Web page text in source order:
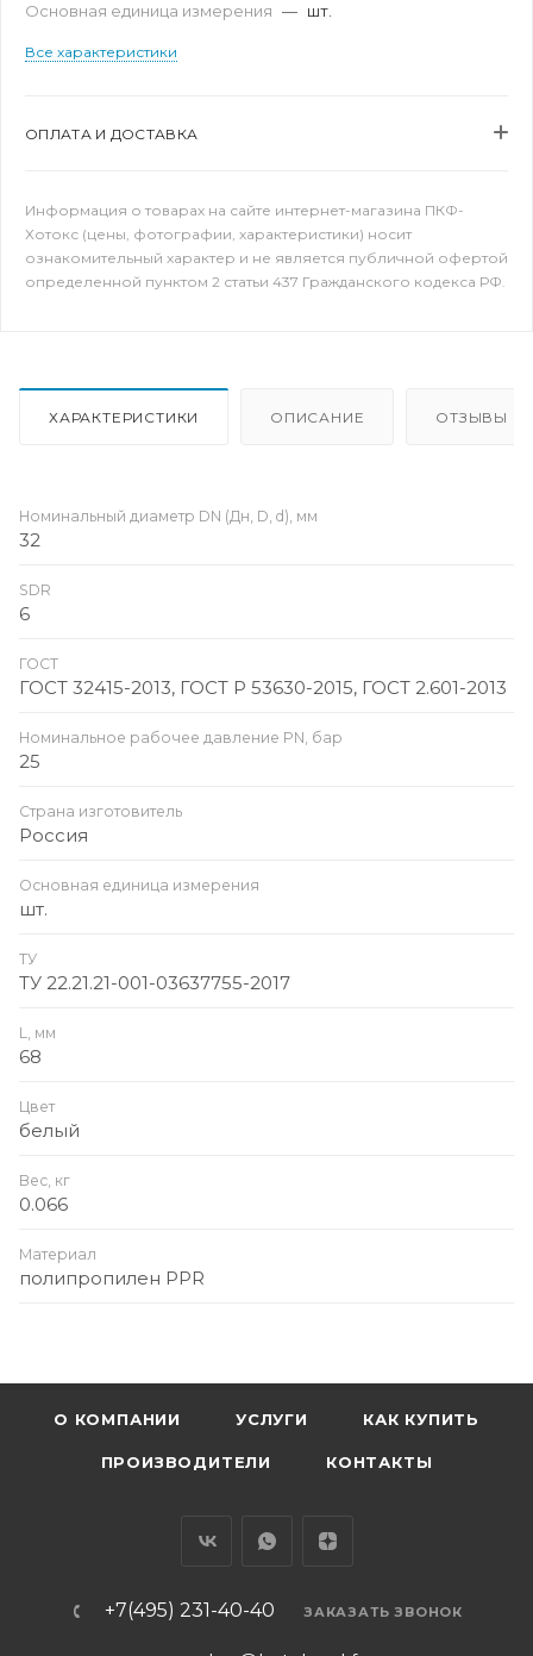
Основная единица измерения — шт.
Все характеристики
ОПЛАТА И ДОСТАВКА
Информация о товарах на сайте интернет-магазина ПКФ-
Хотокс (цены, фотографии, характеристики) носит
ознакомительный характер и не является публичной офертой
определенной пунктом 2 статьи 437 Гражданского кодекса РФ.
ХАРАКТЕРИСТИКИ ОПИСАНИЕ ОТЗЫВЫ
Номинальный диаметр DN (Дн, D, d), мм
32
SDR
6
ГОСТ
ГОСТ 32415-2013, ГОСТ Р 53630-2015, ГОСТ 2.601-2013
Номинальное рабочее давление PN, бар
25
Страна изготовитель
Россия
Основная единица измерения
шт.
ТУ
ТУ 22.21.21-001-03637755-2017
L, мм
68
Цвет
белый
Вес, кг
0.066
Материал
полипропилен PPR
О КОМПАНИИ УСЛУГИ КАК КУПИТЬ
ПРОИЗВОДИТЕЛИ КОНТАКТЫ
+7(495) 231-40-40 ЗАКАЗАТЬ ЗВОНОК